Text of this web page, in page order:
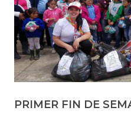
PRIMER FIN DE